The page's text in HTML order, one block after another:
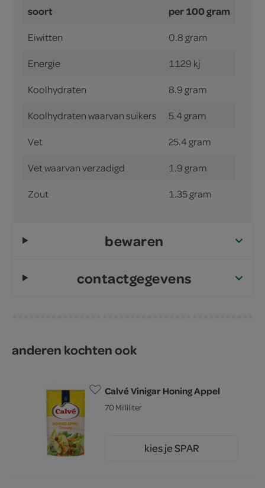
soort per 100 gram
Eiwitten 0.8 gram
Energie 1129 kj
Koolhydraten 8.9 gram
Koolhydraten waarvan suikers 5.4 gram
Vet 25.4 gram
Vet waarvan verzadigd 1.9 gram
Zout 1.35 gram
bewaren
contactgegevens
anderen kochten ook
Calvé Vinigar Honing Appel
70 Milliliter
kies je SPAR